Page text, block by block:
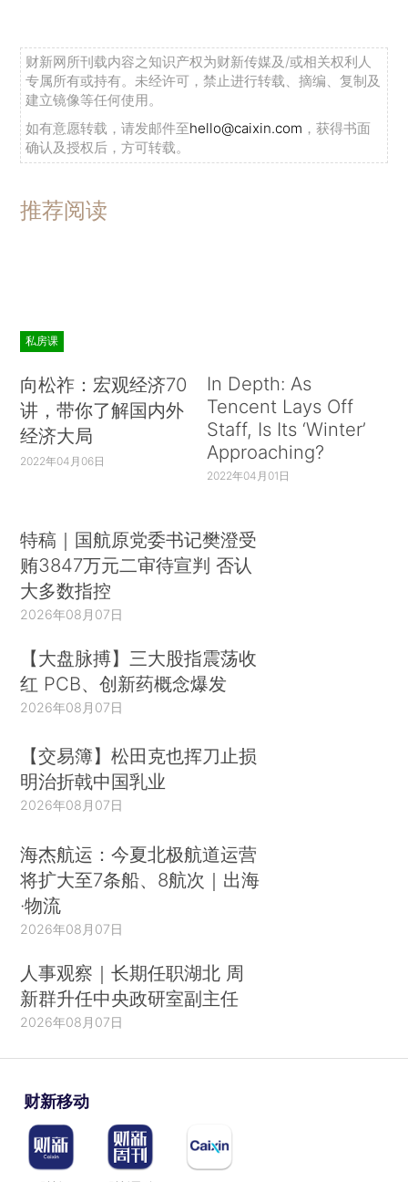
财新网所刊载内容之知识产权为财新传媒及/或相关权利人
专属所有或持有。未经许可，禁止进行转载、摘编、复制及
建立镜像等任何使用。
如有意愿转载，请发邮件至hello@caixin.com ，获得书面
确认及授权后，方可转载。
推荐阅读
私房课
向松祚：宏观经济70
讲，带你了解国内外
经济大局
2022年04月06日
In Depth: As
Tencent Lays Off
Staff, Is Its ‘Winter’
Approaching?
2022年04月01日
特稿｜国航原党委书记樊澄受
贿3847万元二审待宣判 否认
大多数指控
2026年08月07日
【大盘脉搏】三大股指震荡收
红 PCB、创新药概念爆发
2026年08月07日
【交易簿】松田克也挥刀止损
明治折戟中国乳业
2026年08月07日
海杰航运：今夏北极航道运营
将扩大至7条船、8航次｜出海
·物流
2026年08月07日
人事观察｜长期任职湖北 周
新群升任中央政研室副主任
2026年08月07日
财新移动